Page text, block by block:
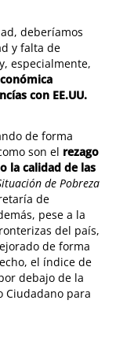
deberíamos
y falta de
especialmente,
con EE.UU.
de forma
son el rezago
la calidad de las
de Pobreza
de
pese a la
del país,
de forma
el índice de
debajo de la
Ciudadano para